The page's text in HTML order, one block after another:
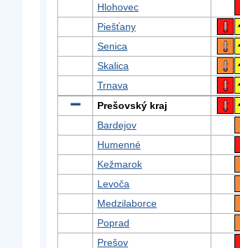
Hlohovec
Piešťany
Senica
Skalica
Trnava
Prešovský kraj
Bardejov
Humenné
Kežmarok
Levoča
Medzilaborce
Poprad
Prešov